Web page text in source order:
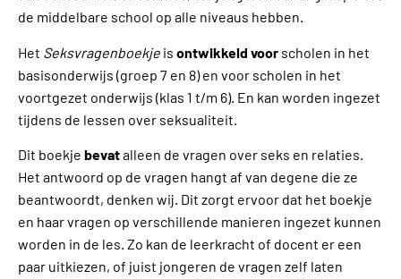
de middelbare school op alle niveaus hebben.
Het Seksvragenboekje is ontwikkeld voor scholen in het
basisonderwijs (groep 7 en 8) en voor scholen in het
voortgezet onderwijs (klas 1 t/m 6). En kan worden ingezet
tijdens de lessen over seksualiteit.
Dit boekje bevatalleen de vragen over seks en relaties.
Het antwoord op de vragen hangt af van degene die ze
beantwoordt, denken wij. Dit zorgt ervoor dat het boekje
en haar vragen op verschillende manieren ingezet kunnen
worden in de les. Zo kan de leerkracht of docent er een
paar uitkiezen, of juist jongeren de vragen zelf laten